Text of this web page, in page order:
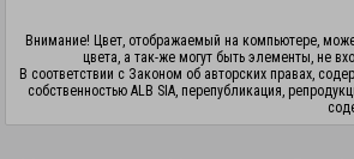
Внимание! Цвет, отображаемый на компьютере,
цвета, а так-же могут быть элементы, не
В соответствии с Законом об авторских правах,
собственностью ALB SIA, перепубликация,